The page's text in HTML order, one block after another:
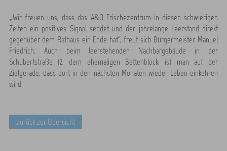
„Wir freuen uns, dass das A&O Frischezentrum in diesen schwierigen
Zeiten ein positives Signal sendet und der jahrelange Leerstand direkt
gegenüber dem Rathaus ein Ende hat“, freut sich Bürgermeister Manuel
Friedrich. Auch beim leerstehenden Nachbargebäude in der
Schubertstraße 12, dem ehemaligen Bettenblock, ist man auf der
Zielgerade, dass dort in den nächsten Monaten wieder Leben einkehren
wird.
zurück zur Übersicht